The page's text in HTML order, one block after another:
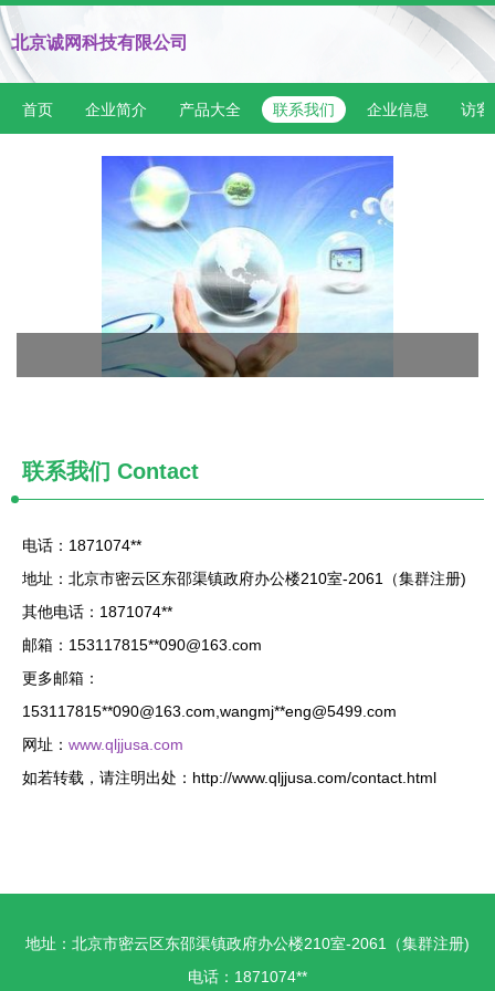
北京诚网科技有限公司
首页 企业简介 产品大全 联系我们 企业信息 访客
联系我们 Contact
电话：1871074**
地址：北京市密云区东邵渠镇政府办公楼210室-2061（集群注册)
其他电话：1871074**
邮箱：153117815**090@163.com
更多邮箱：
153117815**090@163.com ,wangmj**eng@5499.com
网址： www.qljjusa.com
如若转载，请注明出处：http://www.qljjusa.com/contact.html
地址：北京市密云区东邵渠镇政府办公楼210室-2061（集群注册)
电话：1871074**